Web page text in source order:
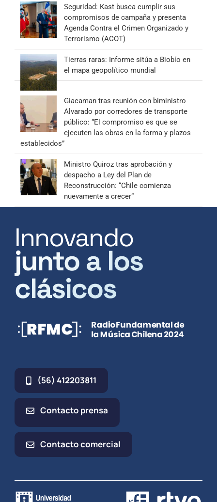
Seguridad: Kast busca cumplir sus
compromisos de campaña y presenta
Agenda Contra el Crimen Organizado y
Terrorismo (ACOT)
Tierras raras: Informe sitúa a Biobío en
el mapa geopolítico mundial
Giacaman tras reunión con biministro
Alvarado por corredores de transporte
público: “El compromiso es que se
ejecuten las obras en la forma y plazos
establecidos”
Ministro Quiroz tras aprobación y
despacho a Ley del Plan de
Reconstrucción: “Chile comienza
nuevamente a crecer”
Innovando
junto a los
clásicos
(56) 412203811
Contacto prensa
Contacto comercial